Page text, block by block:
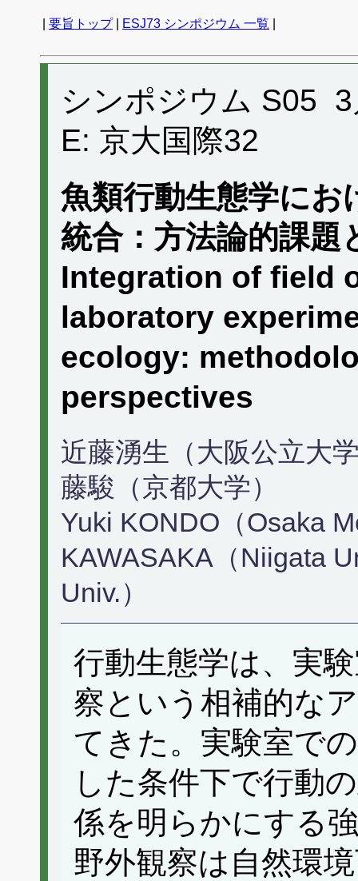
要旨トップ| ESJ73 シンポジウム 一覧
シンポジウム S05
E: 京大国際32
魚類行動生態学にお
統合：方法論的課題
Integration of field
laboratory
ecology:
perspectives
近藤湧生（大阪公立大
藤駿（京都大学）
Yuki KONDO（Osaka
KAWASAKA（Niigata
Univ.）
行動生態学は、実
察という相補的な
てきた。実験室で
した条件下で行動
係を明らかにする
野外観察は自然環